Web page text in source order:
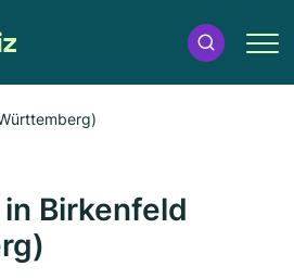
Birkenfeld